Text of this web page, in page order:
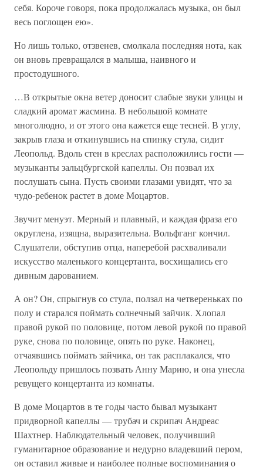
себя. Короче говоря, пока продолжалась музыка, он был
весь поглощен ею».
Но лишь только, отзвенев, смолкала последняя нота, как
он вновь превращался в малыша, наивного и
простодушного.
…В открытые окна ветер доносит слабые звуки улицы и
сладкий аромат жасмина. В небольшой комнате
многолюдно, и от этого она кажется еще тесней. В углу,
закрыв глаза и откинувшись на спинку стула, сидит
Леопольд. Вдоль стен в креслах расположились гости —
музыканты зальцбургской капеллы. Он позвал их
послушать сына. Пусть своими глазами увидят, что за
чудо-ребенок растет в доме Моцартов.
Звучит менуэт. Мерный и плавный, и каждая фраза его
округлена, изящна, выразительна. Вольфганг кончил.
Слушатели, обступив отца, наперебой расхваливали
искусство маленького концертанта, восхищались его
дивным дарованием.
А он? Он, спрыгнув со стула, ползал на четвереньках по
полу и старался поймать солнечный зайчик. Хлопал
правой рукой по половице, потом левой рукой по правой
руке, снова по половице, опять по руке. Наконец,
отчаявшись поймать зайчика, он так расплакался, что
Леопольду пришлось позвать Анну Марию, и она унесла
ревущего концертанта из комнаты.
В доме Моцартов в те годы часто бывал музыкант
придворной капеллы — трубач и скрипач Андреас
Шахтнер. Наблюдательный человек, получивший
гуманитарное образование и недурно владевший пером,
он оставил живые и наиболее полные воспоминания о